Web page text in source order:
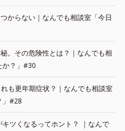
からない｜なんでも相談室「今日
。その危険性とは？｜なんでも相
か？」#30
も更年期症状？｜なんでも相談室
」#28
ツくなるってホント？ ｜なんで